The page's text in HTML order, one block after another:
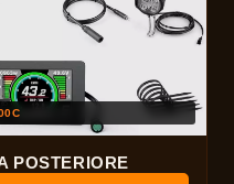
POSTERIORE